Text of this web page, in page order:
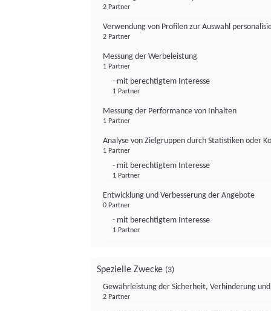
2 Partner
Verwendung von Profilen zur Auswahl
2 Partner
Messung der Werbeleistung
1 Partner
- mit berechtigtem Interesse
1 Partner
Messung der Performance von Inhalten
1 Partner
Analyse von Zielgruppen durch Statistiken oder
1 Partner
- mit berechtigtem Interesse
1 Partner
Entwicklung und Verbesserung der Angebote
0 Partner
- mit berechtigtem Interesse
1 Partner
Spezielle Zwecke (3)
Gewährleistung der Sicherheit, Verhinderung
2 Partner